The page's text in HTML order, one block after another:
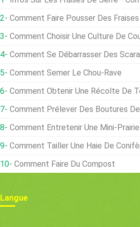
Comment Faire Pousser Des Fraises
Comment Choisir Une Culture De
Comment Se Débarrasser Des
Comment Semer Le Chou-Rave
Comment Obtenir Une Récolte De
Comment Prélever Des Boutures
Comment Entretenir Une Mini-Prairie
Comment Tailler Une Haie De
Comment Faire Du Compost
Langue